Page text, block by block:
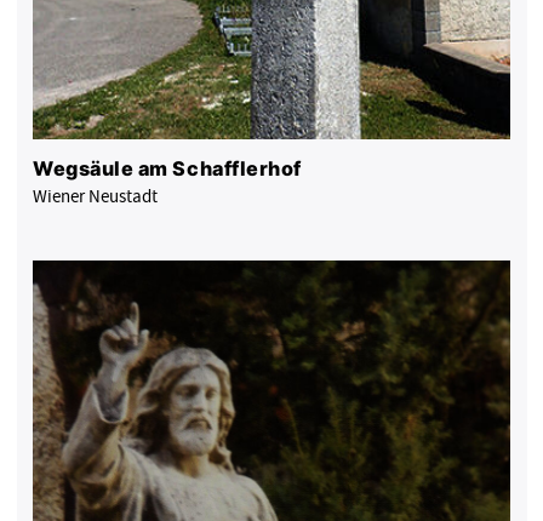
Wegsäule am Schafflerhof
Wiener Neustadt